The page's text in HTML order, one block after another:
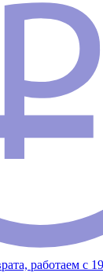
работаем с